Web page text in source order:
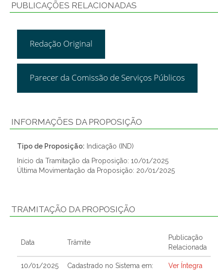
PUBLICAÇÕES RELACIONADAS
Redação Original
Parecer da Comissão de Serviços Públicos
INFORMAÇÕES DA PROPOSIÇÃO
Tipo de Proposição: Indicação (IND)
Início da Tramitação da Proposição: 10/01/2025
Última Movimentação da Proposição: 20/01/2025
TRAMITAÇÃO DA PROPOSIÇÃO
Data Trâmite
Publicação
Relacionada
10/01/2025
Cadastrado no Sistema em:
Ver Íntegra